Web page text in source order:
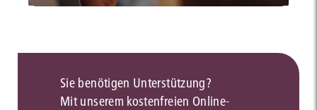
Sie benötigen Unterstützung?
Mit unserem kostenfreien Online-